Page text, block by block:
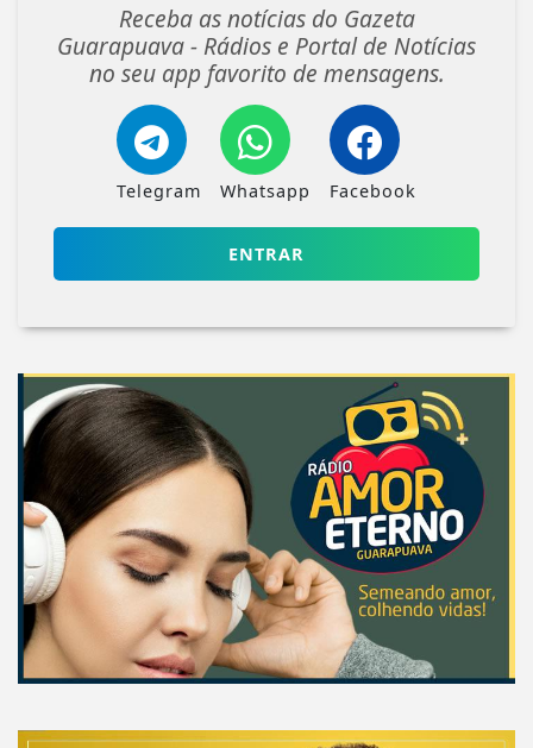
Receba as notícias do Gazeta
Guarapuava - Rádios e Portal de Notícias
no seu app favorito de mensagens.
Telegram Whatsapp Facebook
ENTRAR